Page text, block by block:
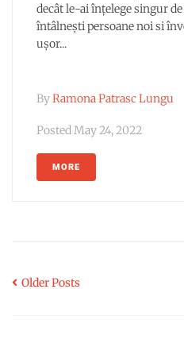
decât le-ai înțelege singur de
întâlnești persoane noi si
ușor...
ByRamona Patrasc Lungu
PostedMay 24, 2022
MORE
Older Posts